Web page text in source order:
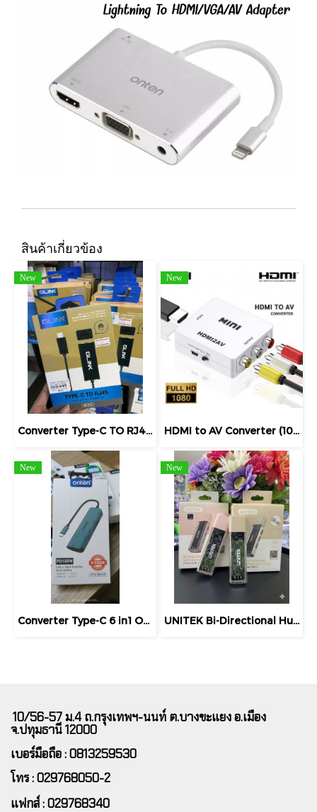
สินค้าเกี่ยวข้อง
New
Converter Type-C TO RJ45 GLINK (GL014) ตัวแปลง USB Type-C เป็น Lan Gigabit
New
HDMI to AV Converter (1080P) MN034GL แปลงสัญญาณวิดีโอจาก HDMI เป็น AV สำหรับทีวี/จอภาพ
New
Converter Type-C 6 in1 ONTEN (OTN-95116D) 5 in 1 Type-C Multi Function Dock Station USB 3.0, SD/TF Card Reader, HDMI, Type-C PD Port - Grey
New
UNITEK Bi-Directional Hub (รุ่น H1319A) เป็นตัวแปลงสัญญาณแบบ 2 ทิศทางที่มาพร้อมสายเคเบิล ของแท้ ประกันศูนย์
10/56-57 ม.4 ถ.กรุงเทพฯ-นนท์ ต.บางขะแยง อ.เมือง
จ.ปทุมธานี 12000
เบอร์มือถือ : 0813259530
โทร : 029768050-2
แฟกส์ : 029768340